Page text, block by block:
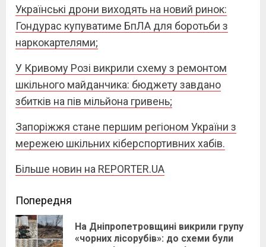
Українські дрони виходять на новий ринок:
Гондурас купуватиме БпЛА для боротьби з
наркокартелями;
У Кривому Розі викрили схему з ремонтом
шкільного майданчика: бюджету завдано
збитків на пів мільйона гривень;
Запоріжжя стане першим регіоном України з
мережею шкільних кіберспортивних хабів.
Більше новин на REPORTER.UA
Continue
Reading
Попередня
На Дніпропетровщині викрили групу
«чорних лісорубів»: до схеми були